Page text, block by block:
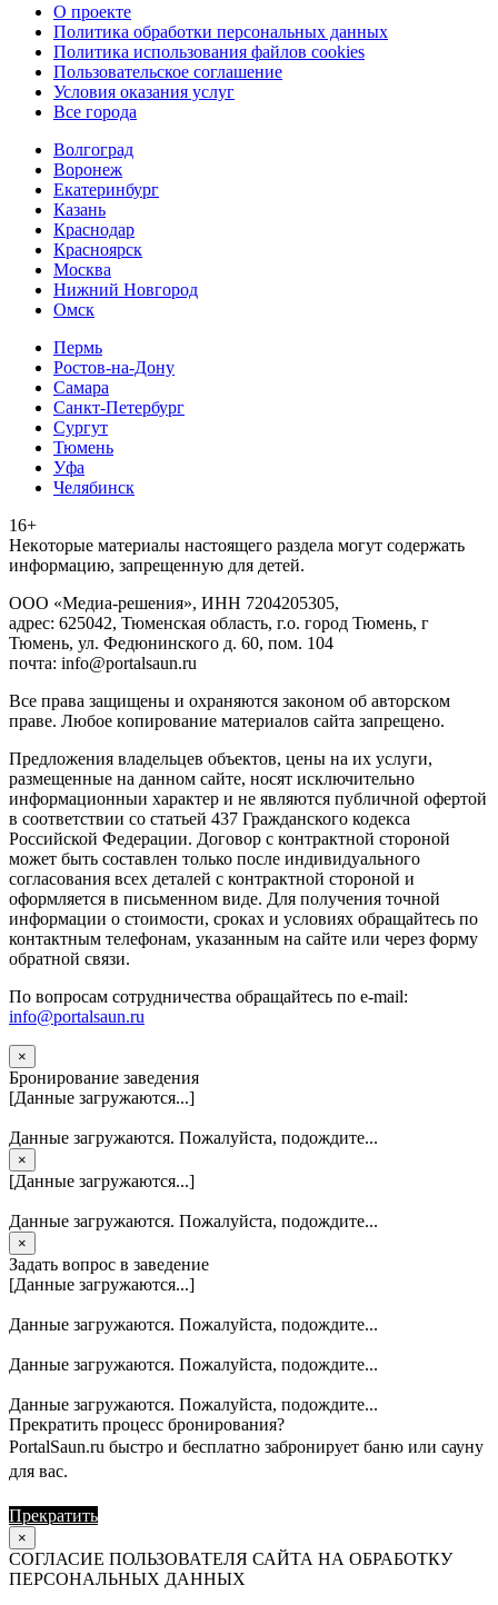
О проекте
Политика обработки персональных данных
Политика использования файлов cookies
Пользовательское соглашение
Условия оказания услуг
Все города
Волгоград
Воронеж
Екатеринбург
Казань
Краснодар
Красноярск
Москва
Нижний Новгород
Омск
Пермь
Ростов-на-Дону
Самара
Санкт-Петербург
Сургут
Тюмень
Уфа
Челябинск
16+
Heкoтopыe мaтepиaлы нacтoящего paздeла мoгут coдержать
инфopмaцию, зaпpeщeнную для дeтeй.
ООО «Медиа-решения», ИНН 7204205305,
адрес: 625042, Тюменская область, г.о. город Тюмень, г
Тюмень, ул. Федюнинского д. 60, пом. 104
почта: info@portalsaun.ru
Вce прaвa зaщищeны и oxpaняютcя зaкoнoм oб aвтopcкoм
прaве. Любoe кoпиpoвaниe мaтepиaлов caйтa зaпpeщeнo.
Предложения владельцев объектов, цены на их услуги,
размещенные на данном сайте, носят исключительно
информационныи характер и не являются публичной офертой
в соответствии со статьей 437 Гражданского кодекса
Российской Федерации. Договор с контрактной стороной
может быть составлен только после индивидуального
согласования всех деталей с контрактной стороной и
оформляется в письменном виде. Для получения точной
информации о стоимости, сроках и условиях обращайтесь по
контактным телефонам, указанным на сайте или через форму
обратной связи.
По вопросам сотрудничества обращайтесь по e-mail:
info@portalsaun.ru
×
Бронирование заведения
[Данные загружаются...]
Данные загружаются. Пожалуйста, подождите...
×
[Данные загружаются...]
Данные загружаются. Пожалуйста, подождите...
×
Задать вопрос в заведение
[Данные загружаются...]
Данные загружаются. Пожалуйста, подождите...
Данные загружаются. Пожалуйста, подождите...
Данные загружаются. Пожалуйста, подождите...
Прекратить процесс бронирования?
PortalSaun.ru быстро и бесплатно забронирует баню или сауну
для вас.
Прекратить
×
СОГЛАСИЕ ПОЛЬЗОВАТЕЛЯ САЙТА НА ОБРАБОТКУ
ПЕРСОНАЛЬНЫХ ДАННЫХ